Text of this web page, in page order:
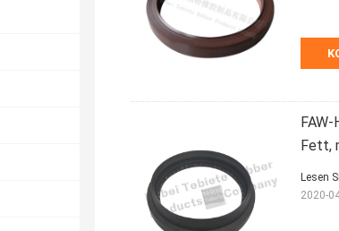
Fett,
Lesen
2020-